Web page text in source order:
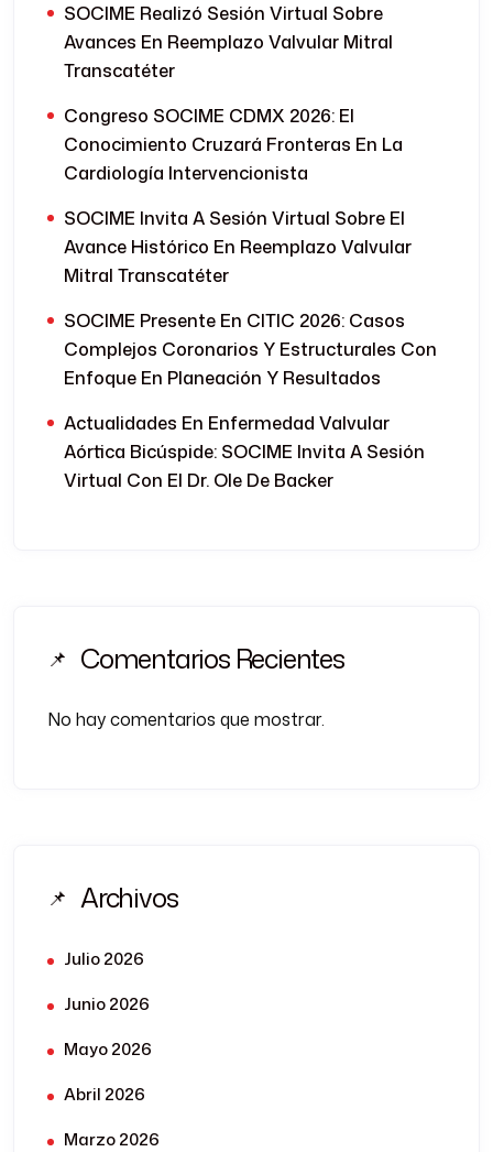
SOCIME Realizó Sesión Virtual Sobre
Avances En Reemplazo Valvular Mitral
Transcatéter
Congreso SOCIME CDMX 2026: El
Conocimiento Cruzará Fronteras En La
Cardiología Intervencionista
SOCIME Invita A Sesión Virtual Sobre El
Avance Histórico En Reemplazo Valvular
Mitral Transcatéter
SOCIME Presente En CITIC 2026: Casos
Complejos Coronarios Y Estructurales Con
Enfoque En Planeación Y Resultados
Actualidades En Enfermedad Valvular
Aórtica Bicúspide: SOCIME Invita A Sesión
Virtual Con El Dr. Ole De Backer
Comentarios Recientes
No hay comentarios que mostrar.
Archivos
Julio 2026
Junio 2026
Mayo 2026
Abril 2026
Marzo 2026